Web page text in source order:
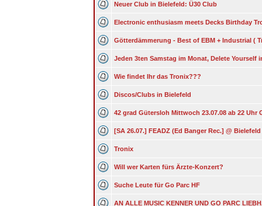
Neuer Club in Bielefeld: Ü30 Club
Electronic enthusiasm meets Decks Birthday
Götterdämmerung - Best of EBM + Industrial (
Jeden 3ten Samstag im Monat, Delete Yourself
Wie findet Ihr das Tronix???
Discos/Clubs in Bielefeld
42 grad Gütersloh Mittwoch 23.07.08 ab 22 Uhr
[SA 26.07.] FEADZ (Ed Banger Rec.] @ Bielefeld
Tronix
Will wer Karten fürs Ärzte-Konzert?
Suche Leute für Go Parc HF
AN ALLE MUSIC KENNER UND GO PARC